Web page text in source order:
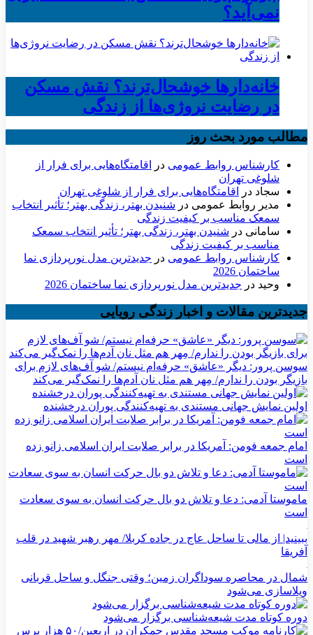
نمی‌آید؟
خانه‌دارها خوشحال‌ترند؟ نقش مسکن
در رضایت نروژی‌ها از زندگی
مطالب مورد بحث روز
کارشناس روابط عمومی در
اقامتگاه‌هایی برای فرار از
شلوغی تهران
سجاد در
اقامتگاه‌هایی برای فرار از شلوغی تهران
مدیر روابط عمومی در شنیدن بهتر، زندگی بهتر؛ تأثیر انتخاب
سمعک مناسب بر کیفیت زندگی
سامانی در شنیدن بهتر، زندگی بهتر؛ تأثیر انتخاب سمعک
مناسب بر کیفیت زندگی
کارشناس روابط عمومی در جدیدترین مدل نورپردازی نما
ساختمان 2026
وحید در جدیدترین مدل نورپردازی نما ساختمان 2026
جدیدترین مقالات و اخبار زندگی رویایی
سوسن پرور: دیگر «عاشق» حرفه‌ام نیستم/ شو آف‌های لازم برای
بازیگر بودن را ندارم/ مِهر هم مثل نان آدم‌ها را نمک‌گیر می‌کند
اولین نمایش جهانی مستندی به تهیه‌کنندگی پوران درخشنده
امام جمعه فومن: آمریکا در برابر صلابت ایران اسلامی زانو زده
است
ماموستا آدمی: دعا و تلاش دو بال حرکت انسان به سوی سعادت
است
ببینید| از مالی تا ساحل عاج در جاده کربلا/ مهر رهبر شهید در قلب
آفریقا
شمال در محاصره سوداگران زمین؛ وقتی جنگل و ساحل قربانی
ویلاسازی می‌شود
دوره کوتاه مدت شیعه‌شناسی برگزار می‌شود